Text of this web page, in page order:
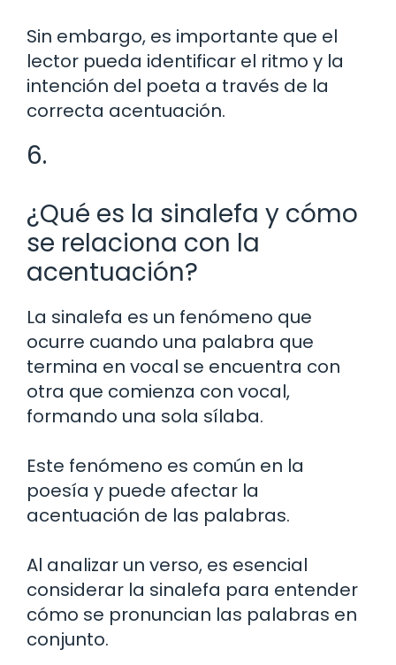
Sin embargo, es importante que el
lector pueda identificar el ritmo y la
intención del poeta a través de la
correcta acentuación.
6.
¿Qué es la sinalefa y cómo
se relaciona con la
acentuación?
La sinalefa es un fenómeno que
ocurre cuando una palabra que
termina en vocal se encuentra con
otra que comienza con vocal,
formando una sola sílaba.
Este fenómeno es común en la
poesía y puede afectar la
acentuación de las palabras.
Al analizar un verso, es esencial
considerar la sinalefa para entender
cómo se pronuncian las palabras en
conjunto.